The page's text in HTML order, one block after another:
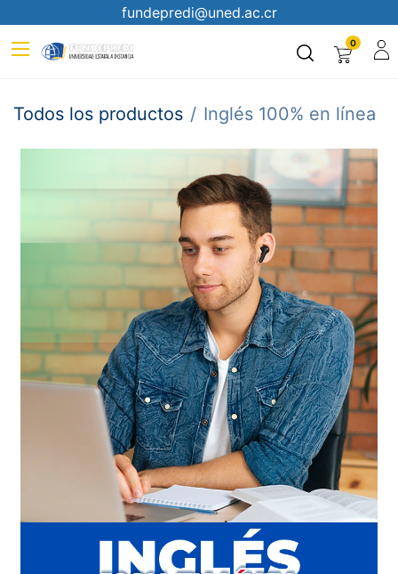
fundepredi@uned.ac.cr
0
Todos los productos Inglés 100% en línea